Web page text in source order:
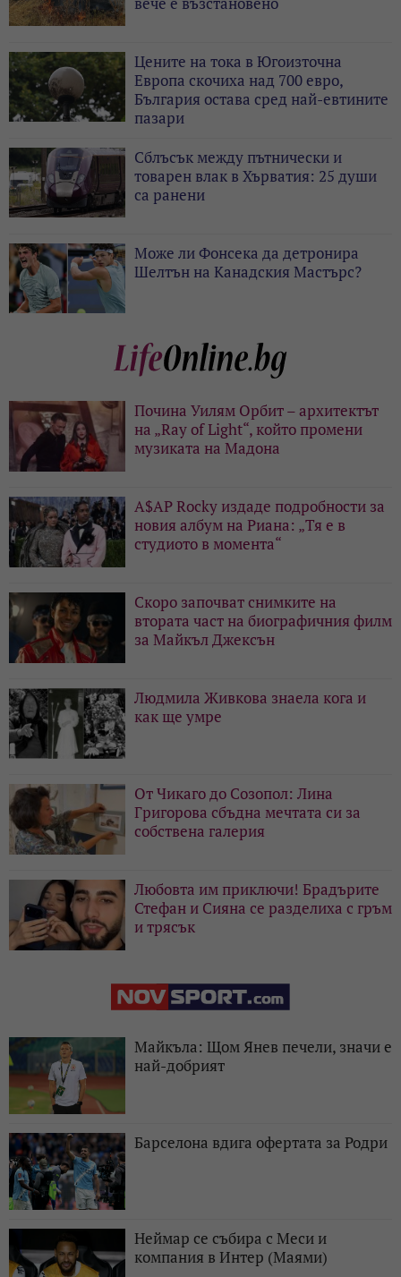
Цените на тока в Югоизточна
Европа скочиха над 700 евро,
България остава сред най-евтините
пазари
Сблъсък между пътнически и
товарен влак в Хърватия: 25 души
са ранени
Може ли Фонсека да детронира
Шелтън на Канадския Мастърс?
Почина Уилям Орбит – архитектът
на „Ray of Light“, който промени
музиката на Мадона
A$AP Rocky издаде подробности за
новия албум на Риана: „Тя е в
студиото в момента“
Скоро започват снимките на
втората част на биографичния филм
за Майкъл Джексън
Людмила Живкова знаела кога и
как ще умре
От Чикаго до Созопол: Лина
Григорова сбъдна мечтата си за
собствена галерия
Любовта им приключи! Брадърите
Стефан и Сияна се разделиха с гръм
и трясък
Майкъла: Щом Янев печели, значи е
най-добрият
Барселона вдига офертата за Родри
Неймар се събира с Меси и
компания в Интер (Маями)